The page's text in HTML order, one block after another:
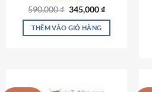
Được xếp
hạng4.79
5 sao
590,000₫ Giá
là:
590,000 ₫.
345,000₫Giá
tại
345,000 ₫.
THÊM VÀO GIỎ HÀNG